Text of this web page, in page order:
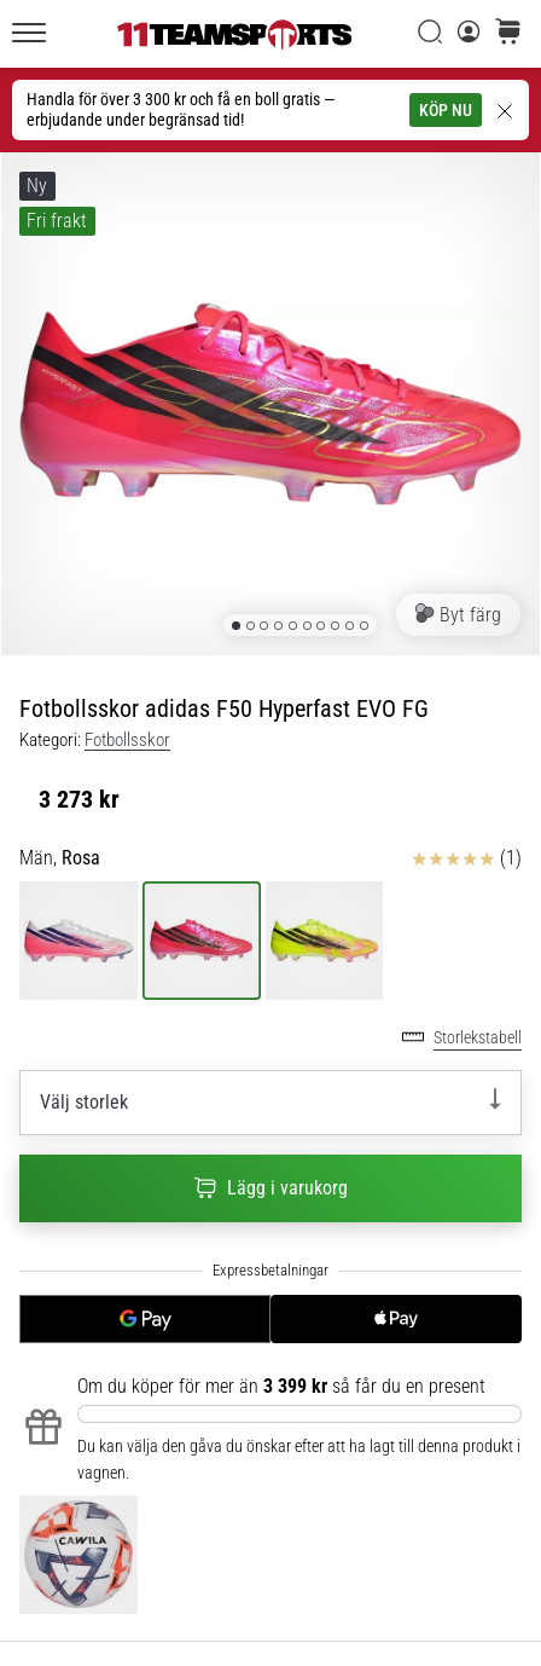
Handla för över 3 300 kr och få en boll gratis —
erbjudande under begränsad tid!
KÖP NU
Sök
Sök
1. 7. 2025
•
1 min. läsning
Play
for
More
Victories
för
dam-
EM
2025
med
officiella
tröjor
Var
en
varje
mål
9. 6. 2025
Phantom
Nike
6
fotbollsskorna
och
kraft
beröring.
Perfekta
för
spelare
Ny
Fri frakt
Byt färg
Fotbollsskor adidas F50 Hyperfast EVO FG
Kategori: Fotbollsskor
3 273 kr
Män, Rosa Recensioner (1)
Storlekstabell
Välj storlek
Lägg i varukorg
Om du köper för mer än 3 399 kr så får du en present
Du kan välja den gåva du önskar efter att ha lagt till denna produkt i
vagnen.